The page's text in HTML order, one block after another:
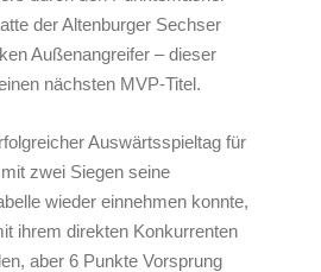
der Altenburger Sechser
Außenangreifer – dieser
nächsten MVP-Titel.
Auswärtsspieltag für
zwei Siegen seine
wieder einnehmen konnte,
ihrem direkten Konkurrenten
aber 6 Punkte Vorsprung